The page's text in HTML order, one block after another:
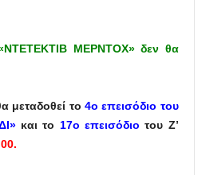
ΜΕΡΝΤΟΧ» δεν θα
μεταδοθεί το4ο επεισόδιο του
και το 17ο επεισόδιο του Ζ’